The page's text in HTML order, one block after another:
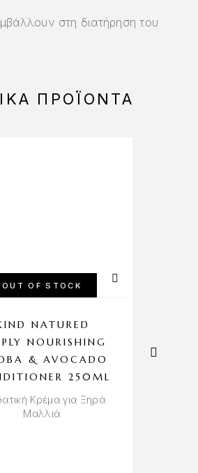
στη διατήρηση του
ΠΡΟΪΌΝΤΑ
OUT OF STOCK
NATURED
NOURISHING
& AVOCADO
250ML
Κρέμα για Ξηρά
Μαλλιά